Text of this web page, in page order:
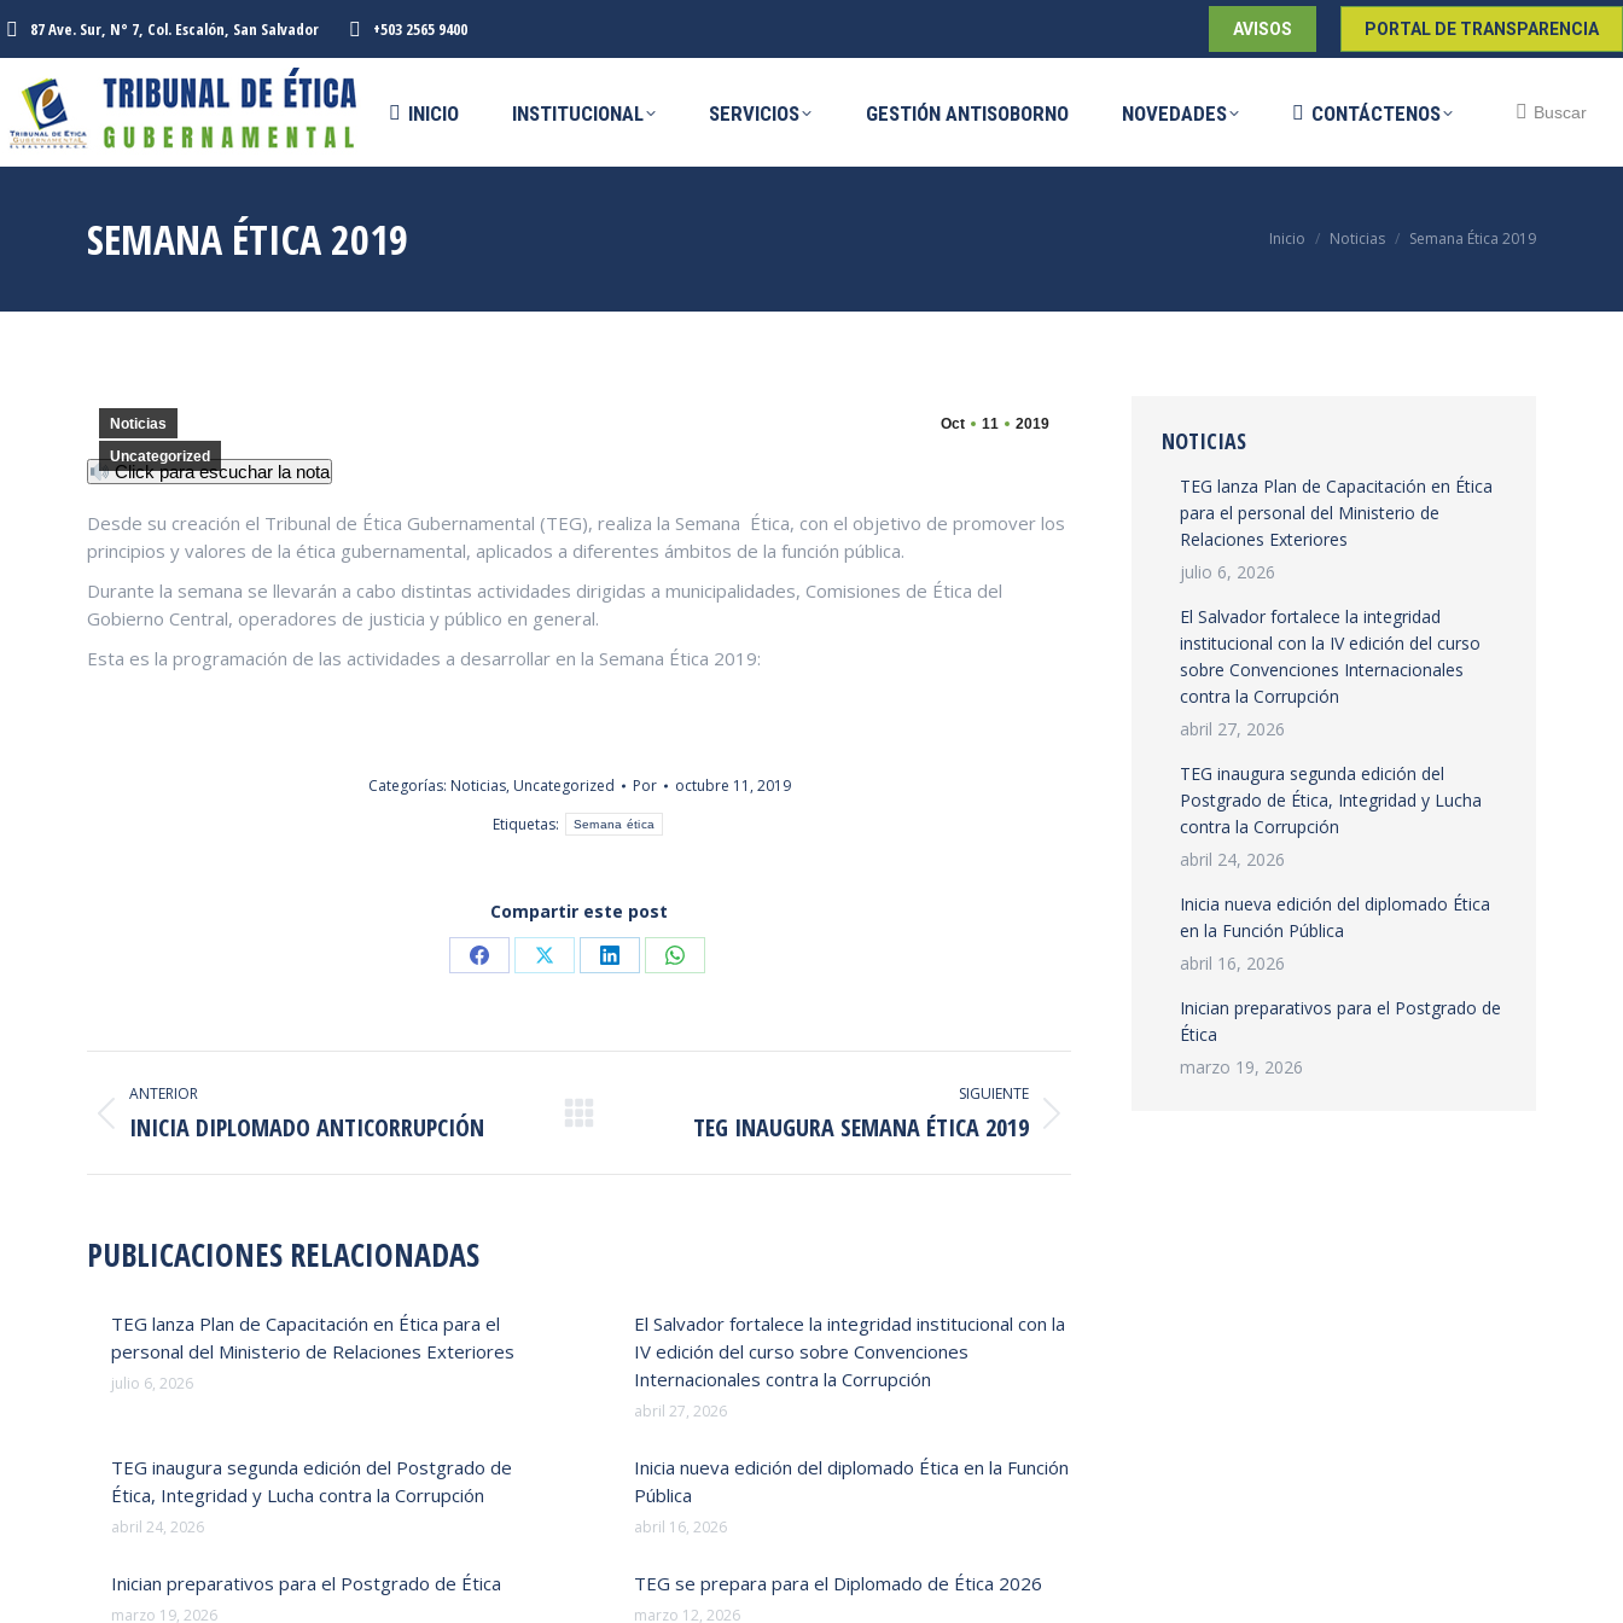
87 Ave. Sur, N° 7, Col. Escalón, San Salvador +503 2565 9400 AVISOS PORTAL DE TRANSPARENCIA
INICIO INSTITUCIONAL SERVICIOS GESTIÓN ANTISOBORNO NOVEDADES CONTÁCTENOS Buscar:
Buscar
SEMANA ÉTICA 2019 Estás aquí:
Inicio Noticias Semana Ética 2019
Oct 11 2019
Noticias
Uncategorized
Click para escuchar la nota
Desde su creación el Tribunal de Ética Gubernamental (TEG), realiza la Semana Ética, con el objetivo de promover los
principios y valores de la ética gubernamental, aplicados a diferentes ámbitos de la función pública.
Durante la semana se llevarán a cabo distintas actividades dirigidas a municipalidades, Comisiones de Ética del
Gobierno Central, operadores de justicia y público en general.
Esta es la programación de las actividades a desarrollar en la Semana Ética 2019:
Categorías: Noticias, Uncategorized Por
octubre 11, 2019
Etiquetas:
Semana ética
Compartir este post
Share
Facebook
Share
X
Share
LinkedIn
Share
WhatsApp
NAVEGACIÓN
ENTRE
PUBLICACIONES
ANTERIOR
Publicación
INICIA DIPLOMADO ANTICORRUPCIÓN
SIGUIENTE
PublicaciónTEG INAUGURA SEMANA ÉTICA 2019
PUBLICACIONES RELACIONADAS
TEG lanza Plan de Capacitación en Ética para el
personal del Ministerio de Relaciones Exteriores
julio 6, 2026
El Salvador fortalece la integridad institucional con la
IV edición del curso sobre Convenciones
Internacionales contra la Corrupción
abril 27, 2026
TEG inaugura segunda edición del Postgrado de
Ética, Integridad y Lucha contra la Corrupción
abril 24, 2026
Inicia nueva edición del diplomado Ética en la Función
Pública
abril 16, 2026
Inician preparativos para el Postgrado de Ética
marzo 19, 2026
TEG se prepara para el Diplomado de Ética 2026
marzo 12, 2026
NOTICIAS
TEG lanza Plan de Capacitación en Ética
para el personal del Ministerio de
Relaciones Exteriores
julio 6, 2026
El Salvador fortalece la integridad
institucional con la IV edición del curso
sobre Convenciones Internacionales
contra la Corrupción
abril 27, 2026
TEG inaugura segunda edición del
Postgrado de Ética, Integridad y Lucha
contra la Corrupción
abril 24, 2026
Inicia nueva edición del diplomado Ética
en la Función Pública
abril 16, 2026
Inician preparativos para el Postgrado de
Ética
marzo 19, 2026
INICIO INSTITUCIONAL CONTÁCTENOS Buscar:
Buscar